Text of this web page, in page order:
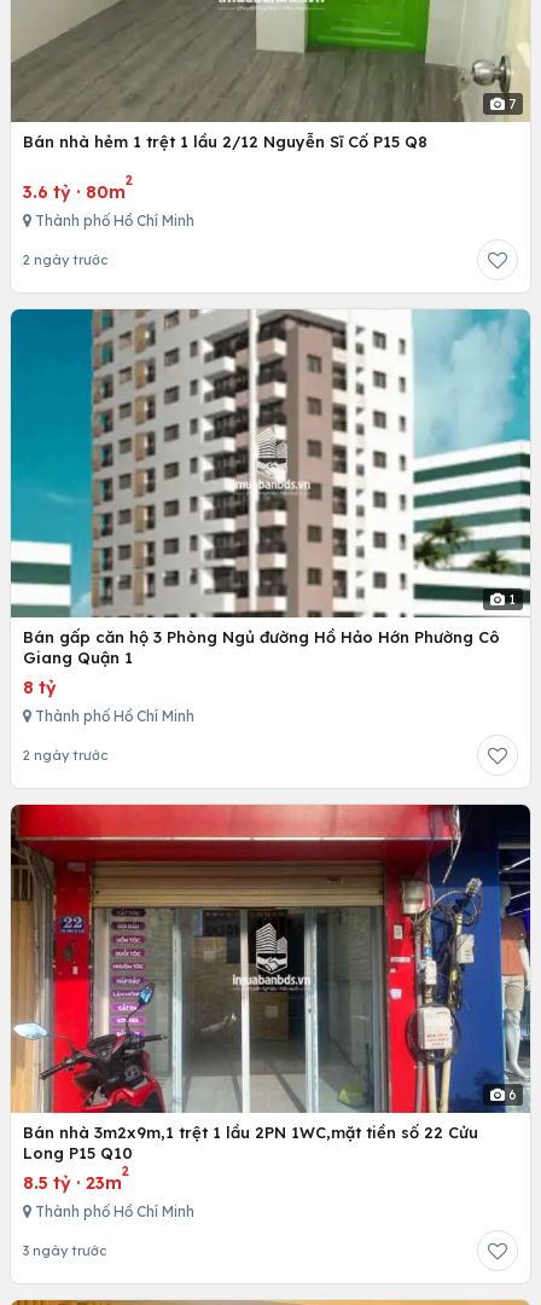
7
Bán nhà hẻm 1 trệt 1 lầu 2/12 Nguyễn Sĩ Cố P15 Q8
3.6 tỷ · 80m
2
Thành phố Hồ Chí Minh
2 ngày trước
1
Bán gấp căn hộ 3 Phòng Ngủ đường Hồ Hảo Hớn Phường Cô
Giang Quận 1
8 tỷ
Thành phố Hồ Chí Minh
2 ngày trước
6
Bán nhà 3m2x9m,1 trệt 1 lầu 2PN 1WC,mặt tiền số 22 Cửu
Long P15 Q10
8.5 tỷ · 23m
2
Thành phố Hồ Chí Minh
3 ngày trước